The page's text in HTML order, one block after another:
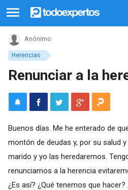
Herencias
Anónimo
Renunciar a la
Buenos días. Me he enterado de
montón de deudas y, por su salud
marido y yo las heredaremos.
renunciamos a la herencia
¿Es así? ¿Qué tenemos que